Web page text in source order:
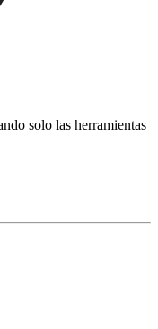
solo las herramientas